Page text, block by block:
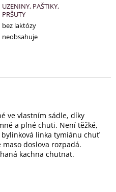
UZENINY, PAŠTIKY,
PRŠUTY
bez laktózy
neobsahuje
ve vlastním sádle, díky
a plné chuti. Není těžké,
linka tymiánu chuť
doslova rozpadá.
kachna chutnat.